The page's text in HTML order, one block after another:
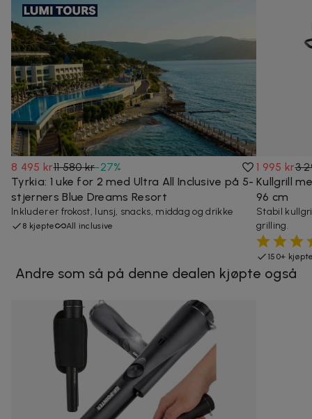
8 495 kr11 580 kr-27%
Tyrkia: 1 uke for 2 med Ultra All Inclusive på 5-
stjerners Blue Dreams Resort
Inkluderer frokost, lunsj, snacks, middag og drikke
8 kjøpte All inclusive
1 995 kr3
Kullgrill
96 cm
Stabil
grilling.
150+
Andre som så på denne dealen kjøpte også